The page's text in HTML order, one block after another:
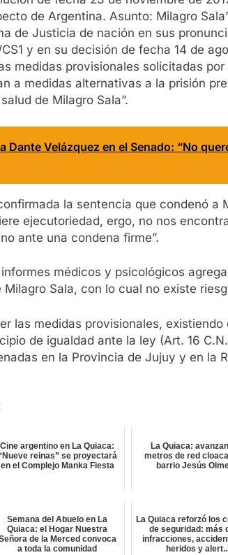
de Argentina. Asunto: Milagro
de Justicia de nación en sus
y en su decisión de fecha 14 de
medidas provisionales solicitadas
a medidas alternativas a la prisión
de Milagro Sala”.
Dante Velázquez en el Senado: “No
la sentencia que condenó a
ejecutoriedad, ergo, no nos
ante una condena firme”.
médicos y psicológicos
Sala, con lo cual no existe
las medidas provisionales,
de igualdad ante la ley (Art. 16
en la Provincia de Jujuy y en la
Cine argentino en La Quiaca:
reinas” se proyectará
en el Complejo Manka Fiesta
La Quiaca:
metros de red
barrio Jesús
Semana del Abuelo en La
Quiaca: el Hogar Nuestra
de la Merced convoca
a toda la comunidad
La Quiaca reforzó los
de seguridad: más
infracciones,
heridos y